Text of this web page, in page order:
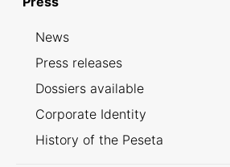
News
Press releases
Dossiers available
Corporate Identity
History of the Peseta